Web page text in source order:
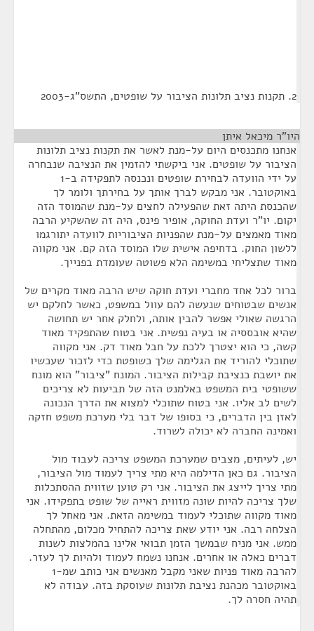
2. תקנות נציב תלונות הציבור על שופטים, התשס"ג-2003
היו"ר מיכאל איתן
אנחנו מתכנסים היום על-מנת לאשר את תקנות נציב תלונות
הציבור על שופטים. אני ביקשתי להזמין את הנציבה שנבחרה
על ידי הוועדה לבחירת שופטים ונכנסה לתפקידה ב-1
באוקטובר. אני מבקש לברך אותך על בחירתך ולומר לך
שהכנסת היתה זאת שהפעילה לחצים על-מנת שהמוסד הזה
יקום. יו"ר ועדת החוקה, אופיר פינס, היה זה שהשקיע הרבה
מאוד מאמצים על-מנת שהפניות הציבוריות לוועדה יתורגמו
ללשון החוק. בדחיפה אישית שלו המוסד הזה קם. אני מקווה
מאוד שתצליחי במשימה הלא פשוטה שעומדת בפנייך.
ברור לכל אחד מחברי ועדת חוקה שיש הרבה מאוד מקרים של
אנשים שבטוחים שנעשה להם עוול במשפט, כאשר לחלקם יש
הרגשה שאולי אפשר להבין אותה, ולחלק אחר יש תחושה
שהיא אובססיה או בעיה נפשית. אני בטוח שהתפקיד מאוד
קשה, כי הוא יצטרך ללכת על חבל מאוד דק. אני מקווה
שתוכלי להוריד את הגלימה שלך כשופטת כדי לזכור שעכשיו
את יושבת כנציבת קבילות הציבור. המונח "ציבור" הוא מונח
ששופטי בית המשפט באלמנט הזה של תביעות לא צריכים
לשים לב אליו. אני בטוח שתוכלי למצוא את הדרך הנכונה
לאזן בין הדברים, כי בסופו של דבר בלי מערכת משפט חזקה
ואמינה החברה לא יכולה לשרוד.
יש, לעיתים, מצבים שמערכת המשפט צריכה לעבוד מול
הציבור. גם כאן הדילמה היא מתי צריך לעמוד מול הציבור,
מתי צריך לייצג את הציבור. אני רק טוען שזווית ההסתכלות
שלך צריכה להיות שונה מזווית ראייה של שופט בתפקידו. אני
מאוד מקווה שתוכלי לעמוד במשימה הזאת. אני מאחל לך
הצלחה רבה. אני יודע שאת צריכה להתחיל מכלום, מהתחלה
ממש. אני מניח שבמשך הזמן תבואי אלינו בהמלצות לשנות
דברים כאלה או אחרים. אנחנו נשמח לעמוד ולהיות לך לעזר.
להרבה מאוד פניות שאני מקבל מאנשים אני כותב שמ-1
באוקטובר מכהנת נציבת תלונות שעוסקת בזה. עבודה לא
תהיה חסרה לך.